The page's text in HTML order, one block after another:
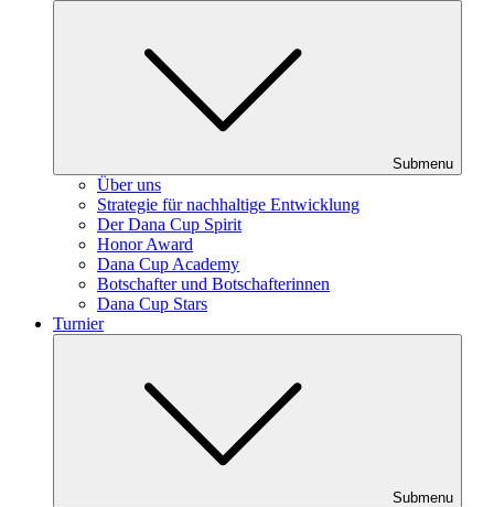
Submenu
Über uns
Strategie für nachhaltige Entwicklung
Der Dana Cup Spirit
Honor Award
Dana Cup Academy
Botschafter und Botschafterinnen
Dana Cup Stars
Turnier
Submenu